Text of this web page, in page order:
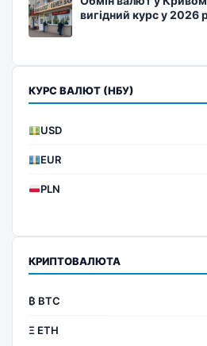
вигідний курс у 2026
КУРС ВАЛЮТ (НБУ)
USD
EUR
PLN
КРИПТОВАЛЮТА
₿ BTC
Ξ ETH